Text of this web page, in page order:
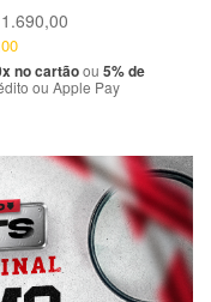
no cartãoou 5% de
ou Apple Pay